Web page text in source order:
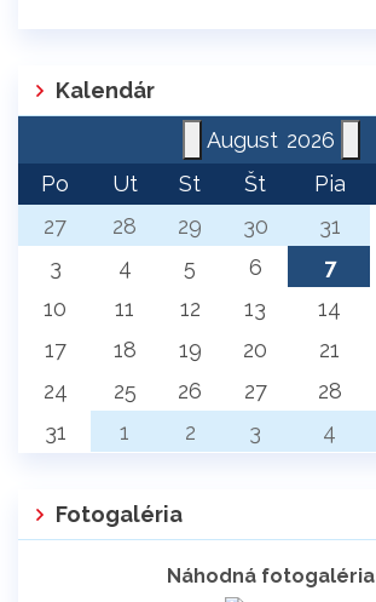
Kalendár
August 2026
Po
Ut St Št Pia
27
28 29 30 31
3
4 5 6 7
10
11 12 13 14
17
18 19 20 21
24
25 26 27 28
31
1 2 3 4
Fotogaléria
Náhodná fotogaléria